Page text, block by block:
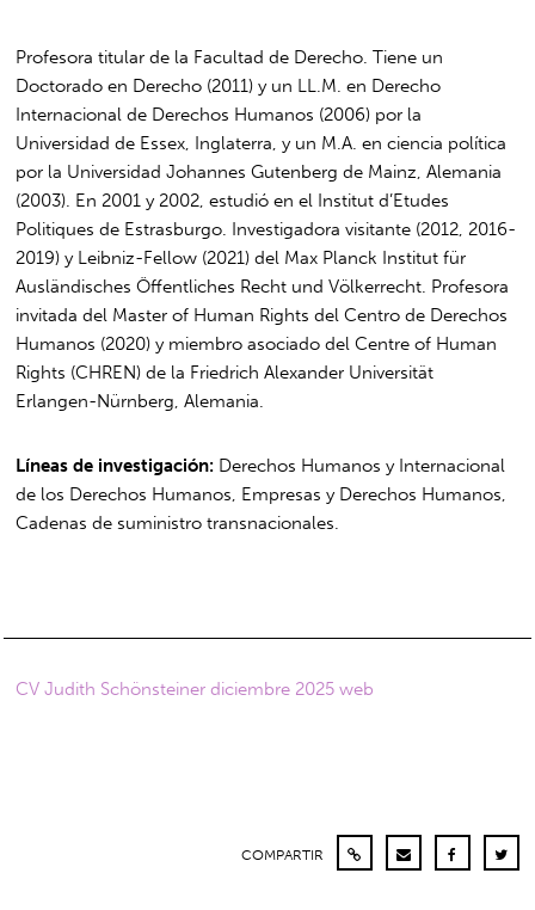
Profesora titular de la Facultad de Derecho. Tiene un
Doctorado en Derecho (2011) y un LL.M. en Derecho
Internacional de Derechos Humanos (2006) por la
Universidad de Essex, Inglaterra, y un M.A. en ciencia política
por la Universidad Johannes Gutenberg de Mainz, Alemania
(2003). En 2001 y 2002, estudió en el Institut d’Etudes
Politiques de Estrasburgo. Investigadora visitante (2012, 2016-
2019) y Leibniz-Fellow (2021) del Max Planck Institut für
Ausländisches Öffentliches Recht und Völkerrecht. Profesora
invitada del Master of Human Rights del Centro de Derechos
Humanos (2020) y miembro asociado del Centre of Human
Rights (CHREN) de la Friedrich Alexander Universität
Erlangen-Nürnberg, Alemania.
Líneas de investigación: Derechos Humanos y Internacional
de los Derechos Humanos, Empresas y Derechos Humanos,
Cadenas de suministro transnacionales.
CV Judith Schönsteiner diciembre 2025 web
COMPARTIR